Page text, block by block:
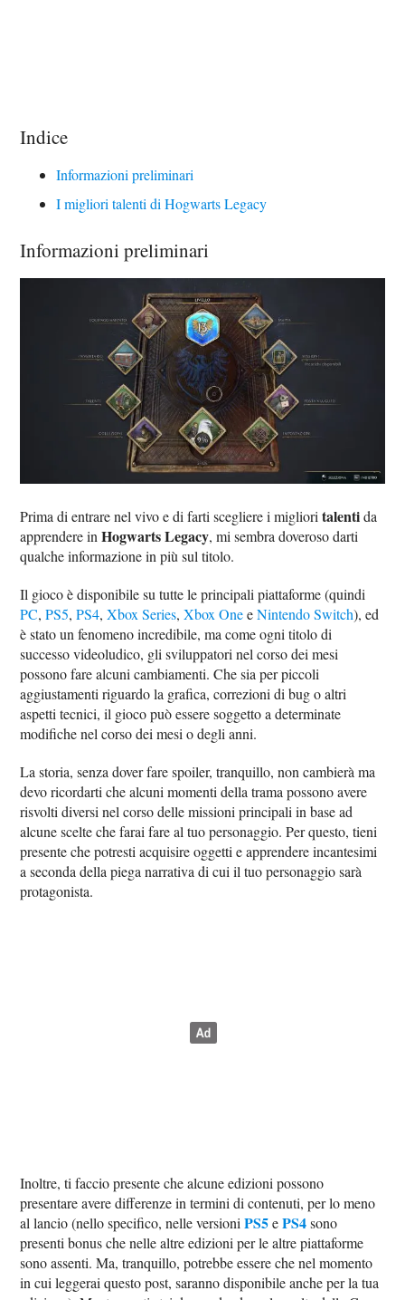
Indice
Informazioni preliminari
I migliori talenti di Hogwarts Legacy
Informazioni preliminari
Prima di entrare nel vivo e di farti scegliere i miglioritalentida
apprendere inHogwarts Legacy, mi sembra doveroso darti
qualche informazione in più sul titolo.
Il gioco è disponibile su tutte le principali piattaforme (quindi
PC,PS5,PS4,Xbox Series,Xbox OneeNintendo Switch), ed
è stato un fenomeno incredibile, ma come ogni titolo di
successo videoludico, gli sviluppatori nel corso dei mesi
possono fare alcuni cambiamenti. Che sia per piccoli
aggiustamenti riguardo la grafica, correzioni di bug o altri
aspetti tecnici, il gioco può essere soggetto a determinate
modifiche nel corso dei mesi o degli anni.
La storia, senza dover fare spoiler, tranquillo, non cambierà ma
devo ricordarti che alcuni momenti della trama possono avere
risvolti diversi nel corso delle missioni principali in base ad
alcune scelte che farai fare al tuo personaggio. Per questo, tieni
presente che potresti acquisire oggetti e apprendere incantesimi
a seconda della piega narrativa di cui il tuo personaggio sarà
protagonista.
Inoltre, ti faccio presente che alcune edizioni possono
presentare avere differenze in termini di contenuti, per lo meno
al lancio (nello specifico, nelle versioniPS5ePS4sono
presenti bonus che nelle altre edizioni per le altre piattaforme
sono assenti. Ma, tranquillo, potrebbe essere che nel momento
in cui leggerai questo post, saranno disponibile anche per la tua